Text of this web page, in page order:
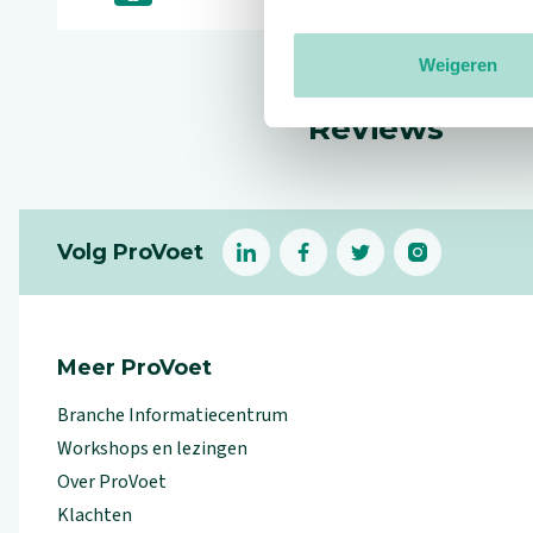
Weigeren
Reviews
Volg ProVoet
linkedin (Let op uitgaande link)
facebook(Let op uitgaande
twitter(Let op
instagram
Meer ProVoet
Branche Informatiecentrum
Workshops en lezingen
Over ProVoet
Klachten